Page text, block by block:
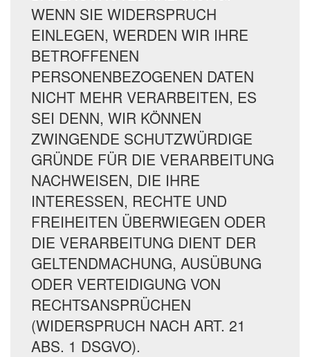
WENN SIE WIDERSPRUCH
EINLEGEN, WERDEN WIR IHRE
BETROFFENEN
PERSONENBEZOGENEN DATEN
NICHT MEHR VERARBEITEN, ES
SEI DENN, WIR KÖNNEN
ZWINGENDE SCHUTZWÜRDIGE
GRÜNDE FÜR DIE VERARBEITUNG
NACHWEISEN, DIE IHRE
INTERESSEN, RECHTE UND
FREIHEITEN ÜBERWIEGEN ODER
DIE VERARBEITUNG DIENT DER
GELTENDMACHUNG, AUSÜBUNG
ODER VERTEIDIGUNG VON
RECHTSANSPRÜCHEN
(WIDERSPRUCH NACH ART. 21
ABS. 1 DSGVO).